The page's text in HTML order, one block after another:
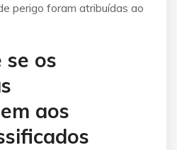
perigo foram atribuídas ao
se os
aos